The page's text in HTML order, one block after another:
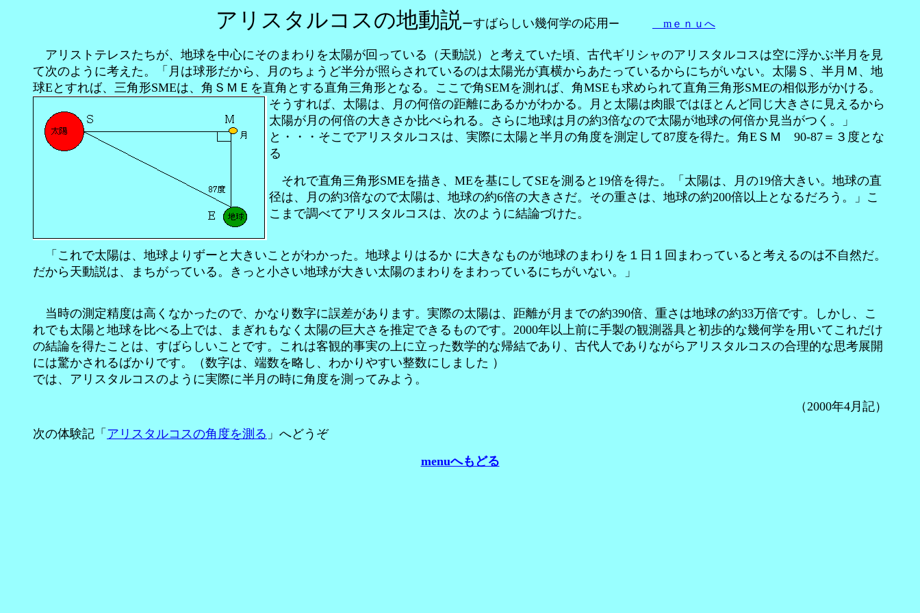
アリスタルコスの地動説ーすばらしい幾何学の応用 ー mｅｎｕへ
アリストテレスたちが、地球を中心にそのまわりを太陽が回っている（天動説）と考えていた頃、古代ギリシャのアリスタルコスは空に浮かぶ半月を見
て次のように考えた。「月は球形だから、月のちょうど半分が照らされているのは太陽光が真横からあたっているからにちがいない。太陽Ｓ、半月Ｍ、地
球Eとすれば、三角形SMEは、角ＳＭＥを直角とする直角三角形となる。ここで角SEMを測れば、角MSEも求められて直角三角形SMEの相似形がかける。
そうすれば、太陽は、月の何倍の距離にあるかがわかる。
月と太陽は肉眼ではほとんど同じ大きさに見えるから
太陽が月の何倍の大きさか比べられる。さらに地球は月の約3倍なので太陽が地球の何倍か見当がつく。」
と・・・そこでアリスタルコスは、実際に太陽と半月の角度を測定して87度を得た。角EＳＭ 90-87＝３度とな
る
それで直角三角形SMEを描き、MEを基にしてSEを測ると19倍を得た。「太陽は、月の19倍大きい。地球の直
径は、月の約3倍なので太陽は、地球の約6倍の大きさだ。その重さは、地球の約200倍以上となるだろう。」こ
こまで調べてアリスタルコスは、次のように結論づけた。
「これで太陽は、地球よりずーと大きいことがわかった。地球よりはるか に大きなものが地球のまわりを１日１回まわっていると考えるのは不自然だ。
だから天動説は、まちがっている。きっと小さい地球が大きい太陽のまわりをまわっているにちがいない。」
当時の測定精度は高くなかったので、かなり数字に誤差があります。実際の太陽は、距離が月までの約390倍、重さは地球の約33万倍です。しかし、こ
れでも太陽と地球を比べる上では、まぎれもなく太陽の巨大さを推定できるものです。2000年以上前に手製の観測器具と初歩的な幾何学を用いてこれだけ
の結論を得たことは、すばらしいことです。これは客観的事実の上に立った数学的な帰結であり、古代人でありながらアリスタルコスの合理的な思考展開
には驚かされるばかりです。（数字は、端数を略し、わかりやすい整数にしました ）
では、アリスタルコスのように実際に半月の時に角度を測ってみよう。
（2000年4月記）
次の体験記「 アリスタルコスの角度を測る 」へどうぞ
menuへもどる